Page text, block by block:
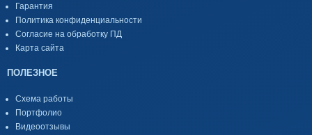
Гарантия
Политика конфиденциальности
Согласие на обработку ПД
Карта сайта
ПОЛЕЗНОЕ
Схема работы
Портфолио
Видеоотзывы